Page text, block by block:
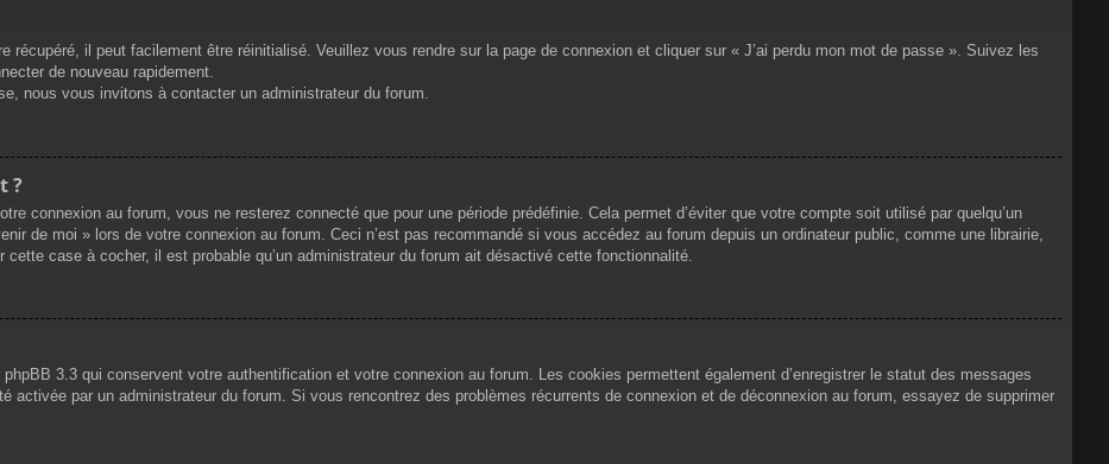
récupéré, il peut facilement être réinitialisé. Veuillez vous rendre sur la page de connexion et cliquer sur « J’ai perdu mon mot de passe ». Suivez les
de nouveau rapidement.
nous vous invitons à contacter un administrateur du forum.
?
connexion au forum, vous ne resterez connecté que pour une période prédéfinie. Cela permet d’éviter que votre compte soit utilisé par quelqu’un
de moi » lors de votre connexion au forum. Ceci n’est pas recommandé si vous accédez au forum depuis un ordinateur public, comme une librairie,
case à cocher, il est probable qu’un administrateur du forum ait désactivé cette fonctionnalité.
3.3 qui conservent votre authentification et votre connexion au forum. Les cookies permettent également d’enregistrer le statut des messages
activée par un administrateur du forum. Si vous rencontrez des problèmes récurrents de connexion et de déconnexion au forum, essayez de supprimer